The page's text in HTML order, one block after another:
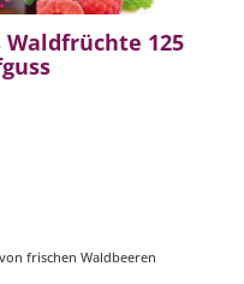
125
frischen Waldbeeren